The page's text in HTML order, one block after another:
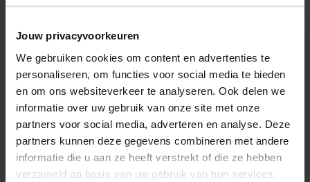
Jouw privacyvoorkeuren
We gebruiken cookies om content en advertenties te
personaliseren, om functies voor social media te bieden
en om ons websiteverkeer te analyseren. Ook delen we
informatie over uw gebruik van onze site met onze
partners voor social media, adverteren en analyse. Deze
partners kunnen deze gegevens combineren met andere
informatie die u aan ze heeft verstrekt of die ze hebben
verzameld op basis van uw gebruik van hun services.
Bruine raffia espadrilles
38.00
Over Sacha